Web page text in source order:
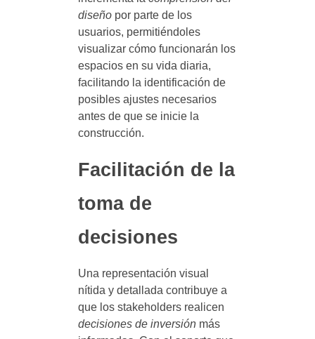
diseñopor parte de los
usuarios, permitiéndoles
visualizar cómo funcionarán los
espacios en su vida diaria,
facilitando la identificación de
posibles ajustes necesarios
antes de que se inicie la
construcción.
Facilitación de la
toma de
decisiones
Una representación visual
nítida y detallada contribuye a
que los stakeholders realicen
decisiones de inversiónmás